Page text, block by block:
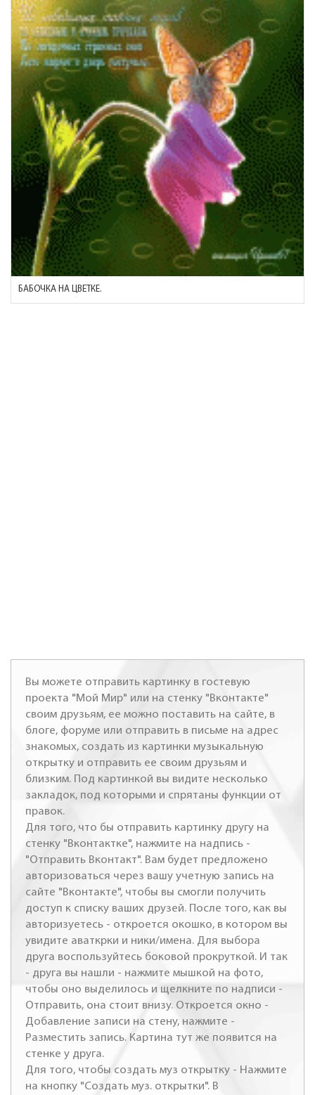
БАБОЧКА НА ЦВЕТКЕ.
Вы можете отправить картинку в гостевую
проекта "Мой Мир" или на стенку "Вконтакте"
своим друзьям, ее можно поставить на сайте, в
блоге, форуме или отправить в письме на адрес
знакомых, создать из картинки музыкальную
открытку и отправить ее своим друзьям и
близким. Под картинкой вы видите несколько
закладок, под которыми и спрятаны функции от
правок.
Для того, что бы отправить картинку другу на
стенку "Вконтактке", нажмите на надпись -
"Отправить Вконтакт". Вам будет предложено
авторизоваться через вашу учетную запись на
сайте "Вконтакте", чтобы вы смогли получить
доступ к списку ваших друзей. После того, как вы
авторизуетесь - откроется окошко, в котором вы
увидите аваткрки и ники/имена. Для выбора
друга воспользуйтесь боковой прокруткой. И так
- друга вы нашли - нажмите мышкой на фото,
чтобы оно выделилось и щелкните по надписи -
Отправить, она стоит внизу. Откроется окно -
Добавление записи на стену, нажмите -
Разместить запись. Картина тут же появится на
стенке у друга.
Для того, чтобы создать муз открытку - Нажмите
на кнопку "Создать муз. открытки". В